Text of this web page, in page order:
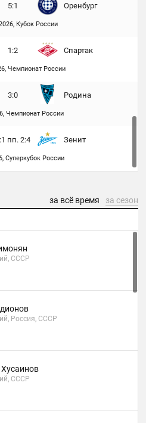
5:1 Оренбург
Кубок России
1:2 Спартак
Чемпионат России
3:0 Родина
Чемпионат России
пп. 2:4 Зенит
Суперкубок России
за сезон
за всё время
СССР
Россия, СССР
СССР